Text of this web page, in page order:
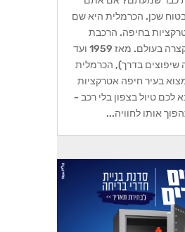
שכן. הכרמלית היא שם
בחיפה. הרכבת
התחתית הכי קצרה בעולם. מאז 1959 ועד
שיפוצים בדרך), הכרמלית
בעיר חיפה אטרקציות
לכם טיול בצפון בלי רכב -
אותו לחוויה...